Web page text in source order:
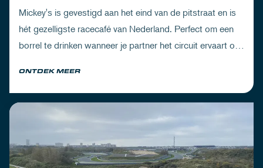
Mickey's is gevestigd aan het eind van de pitstraat en is
hét gezelligste racecafé van Nederland. Perfect om een
borrel te drinken wanneer je partner het circuit ervaart of
ONTDEK MEER